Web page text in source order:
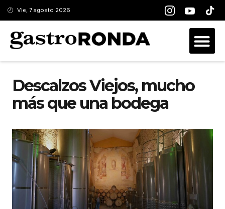
Vie, 7 agosto 2026
Descalzos Viejos, mucho
más que una bodega